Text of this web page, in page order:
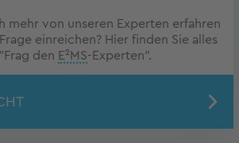
mehr von unseren Experten erfahren
einreichen? Hier finden Sie alles
den E²MS-Experten".